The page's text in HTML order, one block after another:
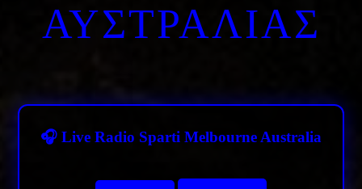
ΑΥΣΤΡΑΛΙΑΣ
🎧 Live Radio Sparti Melbourne Australia